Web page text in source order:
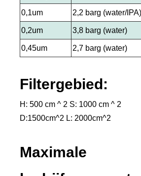
0,1um 2,2 barg (water/IPA)
0,2um 3,8 barg (water)
0,45um 2,7 barg (water)
Filtergebied:
H: 500 cm ^ 2 S: 1000 cm ^ 2
D:1500cm^2 L: 2000cm^2
Maximale